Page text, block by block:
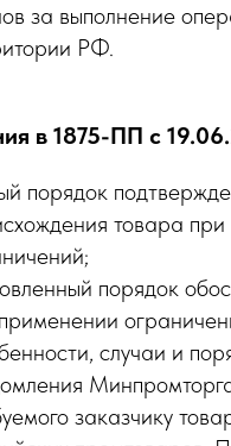
за выполнение
РФ.
в 1875-ПП с
порядок
товара
порядок
случаи и
заказчику